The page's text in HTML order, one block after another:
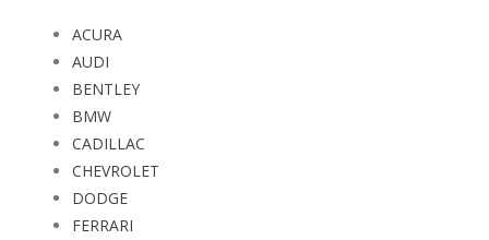
ACURA
AUDI
BENTLEY
BMW
CADILLAC
CHEVROLET
DODGE
FERRARI